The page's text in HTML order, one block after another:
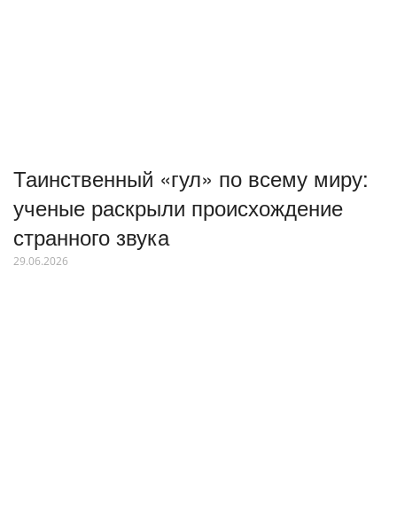
Таинственный «гул» по всему миру:
ученые раскрыли происхождение
странного звука
29.06.2026